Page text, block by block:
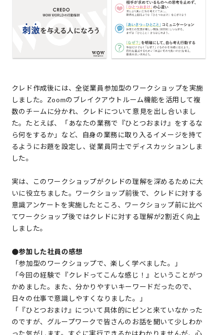
クレド作成後には、全従業員参加型のワークショップを実施
しました。Zoomのブレイクアウトルーム機能を活用して複
数のチームに分かれ、クレドについて意見を出し合いまし
た。たとえば、「あなたの業務で『ひとつおまけ』をするな
ら何をするか」など、自身の業務に取り入るイメージを持て
るようにお題を設定し、従業員同士でディスカッションしま
した。
実は、このワークショップがクレドの理解を深めるために大
いに役立ちました。ワークショップ前後で、クレドに対する
意識アンケートを実施したところ、ワークショップ前に比べ
てワークショップ後ではクレドに対する理解が2割近く向上
しました。
●参加した社員の感想
「参加型のワークショップで、楽しく学べました。」
「今回の経験で『クレドってこんな感じ！』ということがつ
かめました。また、分かりやすいキーワードだったので、
日々の仕事で意識しやすくなりました。」
「『ひとつおまけ』について具体的にピンと来ていなかった
のですが、グループワークで皆さんのお話を聞いて少しわか
った気がします。すぐに実行できるかはわかりませんが、心